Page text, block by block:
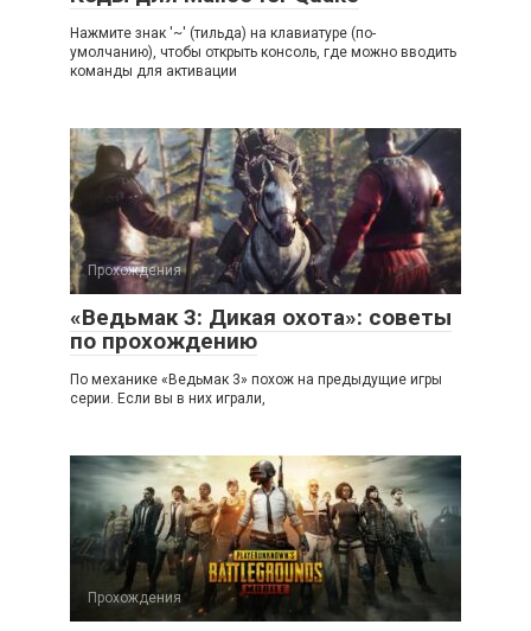
Нажмите знак '~' (тильда) на клавиатуре (по-
умолчанию), чтобы открыть консоль, где можно вводить
команды для активации
Прохождения
«Ведьмак 3: Дикая охота»: советы
по прохождению
По механике «Ведьмак 3» похож на предыдущие игры
серии. Если вы в них играли,
Прохождения